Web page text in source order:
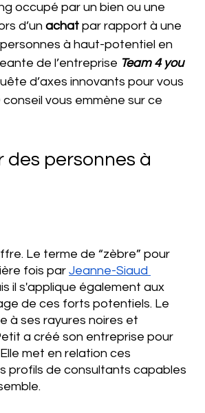
occupé par un bien ou une
d’un achat par rapport à une
à haut-potentiel en
de l’entreprise Team 4 you
d’axes innovants pour vous
vous emmène sur ce
personnes à
Le terme de “zèbre” pour
fois par Jeanne-Siaud
il s'applique également aux
de ces forts potentiels. Le
à ses rayures noires et
a créé son entreprise pour
met en relation ces
profils de consultants capables